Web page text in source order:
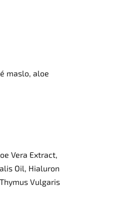
maslo, aloe
Vera Extract,
Oil, Hialuron
Vulgaris